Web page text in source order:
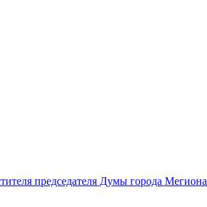
председателя Думы города Мегиона